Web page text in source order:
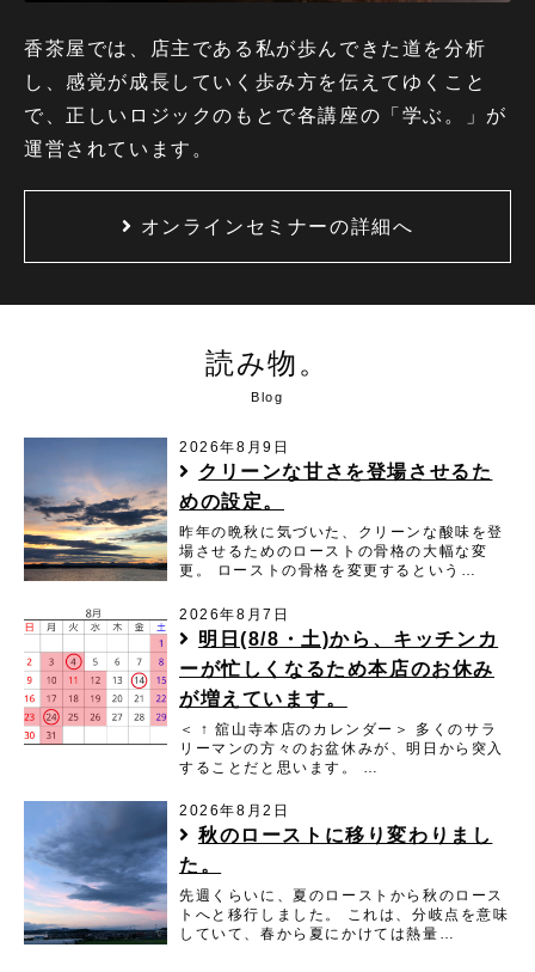
香茶屋では、店主である私が歩んできた道を分析
し、感覚が成長していく歩み方を伝えてゆくこと
で、正しいロジックのもとで各講座の「学ぶ。」が
運営されています。
オンラインセミナーの詳細へ
読み物。
Blog
2026年8月9日
クリーンな甘さを登場させるた
めの設定。
昨年の晩秋に気づいた、クリーンな酸味を登
場させるためのローストの骨格の大幅な変
更。 ローストの骨格を変更するという…
2026年8月7日
明日(8/8・土)から、キッチンカ
ーが忙しくなるため本店のお休み
が増えています。
＜ ↑ 舘山寺本店のカレンダー＞ 多くのサラ
リーマンの方々のお盆休みが、明日から突入
することだと思います。 …
2026年8月2日
秋のローストに移り変わりまし
た。
先週くらいに、夏のローストから秋のロース
トへと移行しました。 これは、分岐点を意味
していて、春から夏にかけては熱量…